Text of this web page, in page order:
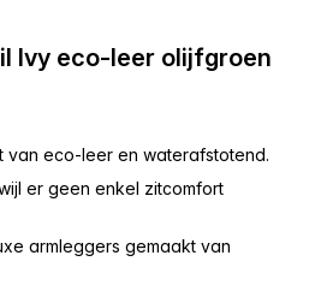
Ivy eco-leer olijfgroen
van eco-leer en waterafstotend.
er geen enkel zitcomfort
armleggers gemaakt van